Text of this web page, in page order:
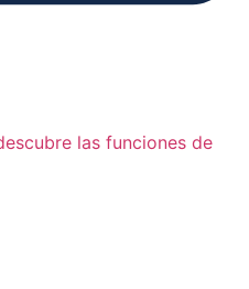
las funciones de